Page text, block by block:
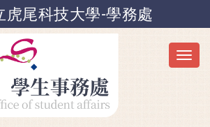
虎尾科技大學-學務處